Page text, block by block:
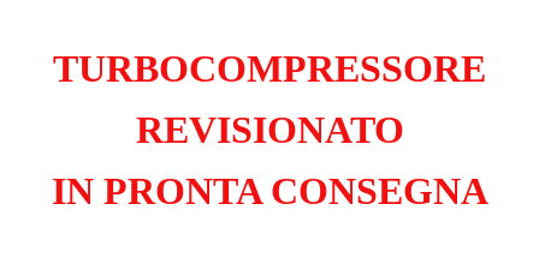
TURBOCOMPRESSORE
REVISIONATO
IN PRONTA CONSEGNA